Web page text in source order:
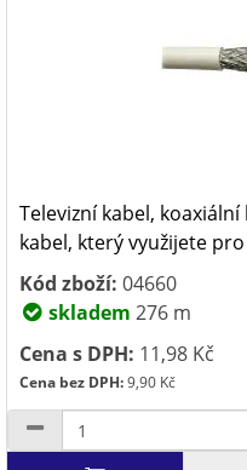
Televizní kabel,
kabel, který využijete
Kód zboží: 04660
skladem 276 m
Cena s DPH: 11,98 Kč
Cena bez DPH:9,90 Kč